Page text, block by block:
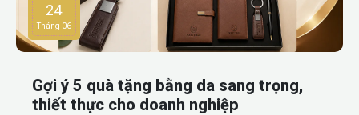
24
Tháng 06
Gợi ý 5 quà tặng bằng da sang trọng,
thiết thực cho doanh nghiệp